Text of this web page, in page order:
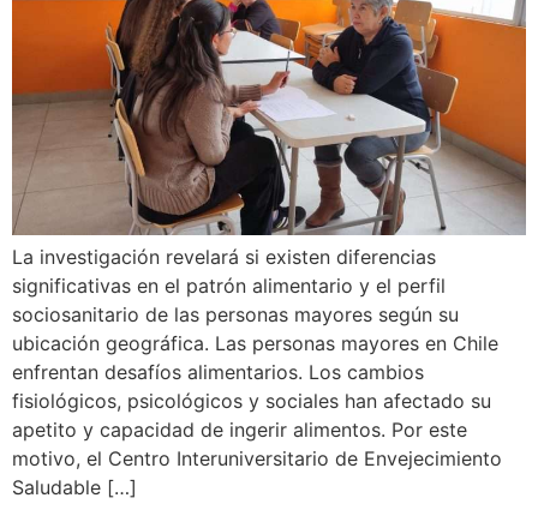
La investigación revelará si existen diferencias
significativas en el patrón alimentario y el perfil
sociosanitario de las personas mayores según su
ubicación geográfica. Las personas mayores en Chile
enfrentan desafíos alimentarios. Los cambios
fisiológicos, psicológicos y sociales han afectado su
apetito y capacidad de ingerir alimentos. Por este
motivo, el Centro Interuniversitario de Envejecimiento
Saludable […]